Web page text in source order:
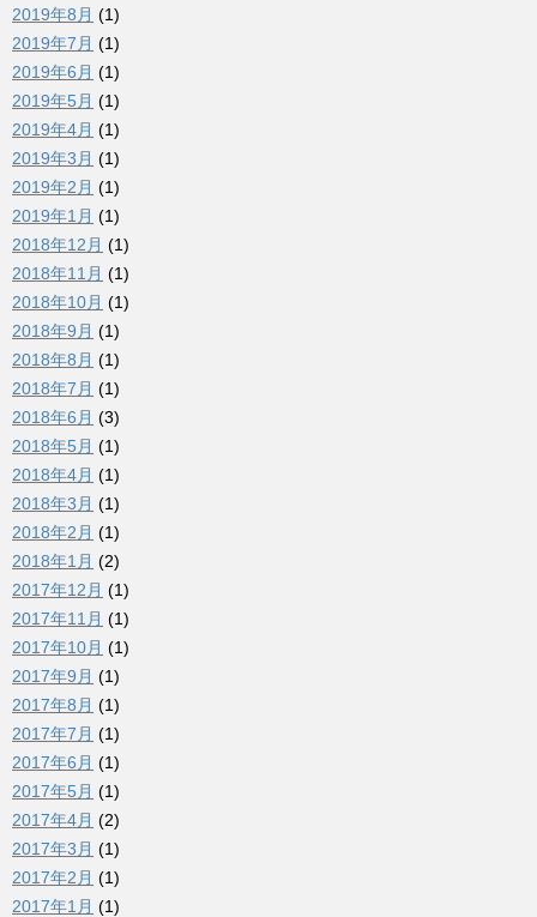
2019年8月 (1)
2019年7月 (1)
2019年6月 (1)
2019年5月 (1)
2019年4月 (1)
2019年3月 (1)
2019年2月 (1)
2019年1月 (1)
2018年12月 (1)
2018年11月 (1)
2018年10月 (1)
2018年9月 (1)
2018年8月 (1)
2018年7月 (1)
2018年6月 (3)
2018年5月 (1)
2018年4月 (1)
2018年3月 (1)
2018年2月 (1)
2018年1月 (2)
2017年12月 (1)
2017年11月 (1)
2017年10月 (1)
2017年9月 (1)
2017年8月 (1)
2017年7月 (1)
2017年6月 (1)
2017年5月 (1)
2017年4月 (2)
2017年3月 (1)
2017年2月 (1)
2017年1月 (1)